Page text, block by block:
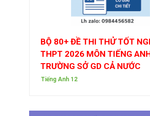
BỘ 80+ ĐỀ THI THỬ TỐT
THPT 2026 MÔN TIẾNG
TRƯỜNG SỞ GD CẢ NƯỚC
Tiếng Anh 12